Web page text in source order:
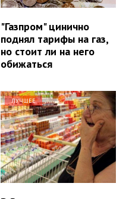
"Газпром" цинично
поднял тарифы на газ,
но стоит ли на него
обижаться
ЛУЧШЕЕ